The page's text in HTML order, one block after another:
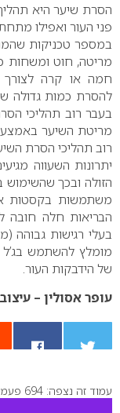
הסרת שיער היא
פני העור ואפילו
במספר טכניקות
מריטה, חוט ומשחות
חמה או קרה לצורך
להסרת כמות גדולה
בעבר רוב תהליכי
מריטת השיער
רוב תהליכי הסרת
יתרונות השעווה
הזולה ובכך שהשימוש
משתמשות בקסטות
הבריאות חלה חובה
בעלי רגישות גבוהה
מומלץ להשתמש בג’ל
של הידבקות העור.
עופר אסולין –
0
עמוד זה נצפה: 694 פעמים